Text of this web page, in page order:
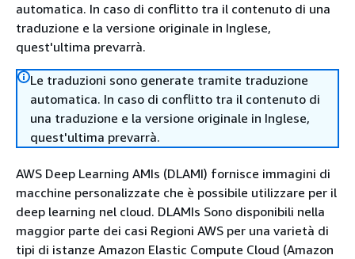
automatica. In caso di conflitto tra il contenuto di una
traduzione e la versione originale in Inglese,
quest'ultima prevarrà.
Le traduzioni sono generate tramite traduzione
automatica. In caso di conflitto tra il contenuto di
una traduzione e la versione originale in Inglese,
quest'ultima prevarrà.
AWS Deep Learning AMIs (DLAMI) fornisce immagini di
macchine personalizzate che è possibile utilizzare per il
deep learning nel cloud. DLAMIs Sono disponibili nella
maggior parte dei casi Regioni AWS per una varietà di
tipi di istanze Amazon Elastic Compute Cloud (Amazon